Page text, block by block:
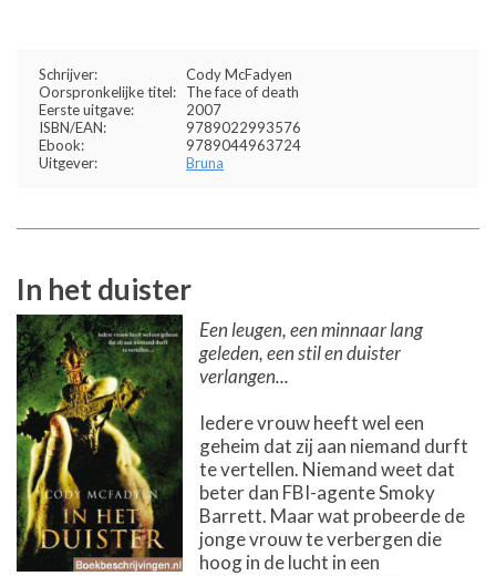
Schrijver:
Cody McFadyen
Oorspronkelijke titel:
The face of death
Eerste uitgave:
2007
ISBN/EAN:
9789022993576
Ebook:
9789044963724
Uitgever:
Bruna
In het duister
Een leugen, een minnaar lang
geleden, een stil en duister
verlangen...
Iedere vrouw heeft wel een
geheim dat zij aan niemand durft
te vertellen. Niemand weet dat
beter dan FBI-agente Smoky
Barrett. Maar wat probeerde de
jonge vrouw te verbergen die
hoog in de lucht in een